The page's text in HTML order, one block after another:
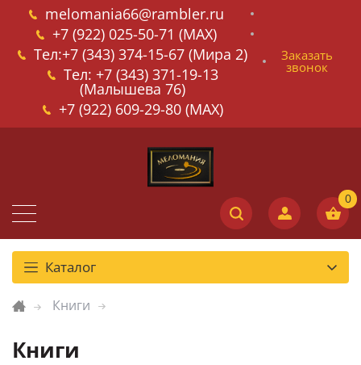
melomania66@rambler.ru
+7 (922) 025-50-71 (MAX)
Тел:+7 (343) 374-15-67 (Мира 2)
Тел: +7 (343) 371-19-13
(Малышева 76)
+7 (922) 609-29-80 (MAX)
Заказать
звонок
Каталог
Книги
Книги